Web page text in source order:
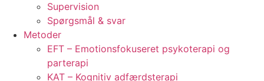
Supervision
Spørgsmål & svar
Metoder
EFT – Emotionsfokuseret psykoterapi og
parterapi
KAT – Kognitiv adfærdsterapi